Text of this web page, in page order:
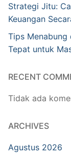
Strategi Jitu:
Keuangan
Tips Menabung
Tepat untuk
RECENT
Tidak ada
ARCHIVES
Agustus 2026